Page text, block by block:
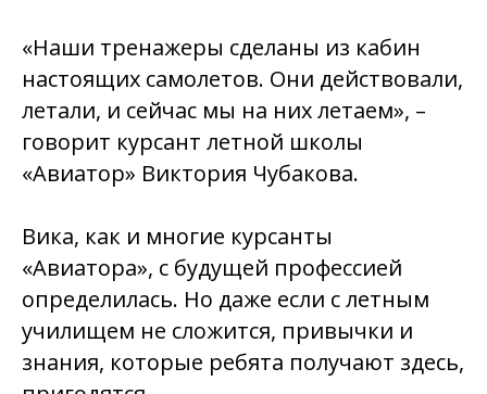
«Наши тренажеры сделаны из кабин
настоящих самолетов. Они действовали,
летали, и сейчас мы на них летаем», –
говорит курсант летной школы
«Авиатор» Виктория Чубакова.
Вика, как и многие курсанты
«Авиатора», с будущей профессией
определилась. Но даже если с летным
училищем не сложится, привычки и
знания, которые ребята получают здесь,